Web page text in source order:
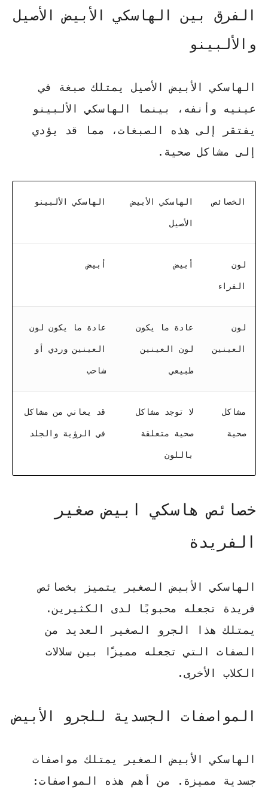
الفرق بين الهاسكي الأبيض الأصيل
والألبينو
الهاسكي الأبيض الأصيل يمتلك صبغة في
عينيه وأنفه، بينما الهاسكي الألبينو
يفتقر إلى هذه الصبغات، مما قد يؤدي
إلى مشاكل صحية.
الخصائص الهاسكي الأبيض
الأصيل
الهاسكي الألبينو
لون
الفراء
أبيض أبيض
لون
العينين
عادة ما يكون
لون العينين
طبيعي
عادة ما يكون لون
العينين وردي أو
شاحب
مشاكل
صحية
لا توجد مشاكل
صحية متعلقة
باللون
قد يعاني من مشاكل
في الرؤية والجلد
خصائص هاسكي ابيض صغير
الفريدة
الهاسكي الأبيض الصغير يتميز بخصائص
فريدة تجعله محبوبًا لدى الكثيرين.
يمتلك هذا الجرو الصغير العديد من
الصفات التي تجعله مميزًا بين سلالات
الكلاب الأخرى.
المواصفات الجسدية للجرو الأبيض
الهاسكي الأبيض الصغير يمتلك مواصفات
جسدية مميزة. من أهم هذه المواصفات: